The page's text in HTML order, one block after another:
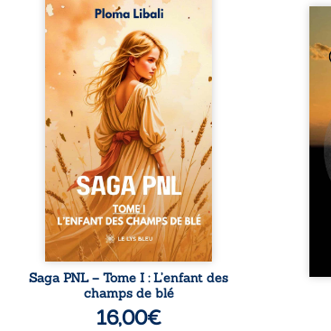
Autrefois, les champs
d’Atlantis vibraient sous le
vent et les enfants couraient
dans les blés. Puis la couronne
plia le genou, livrant son
peuple à l’ombre d’Ivorny. À
Atove, Luwel aurait pu
disparaître dans les ruines de
son destin ; pourtant, sous les
pierres d’un temple oublié, des
rebelles lui tendirent la main.
Parmi eux, Atos, général sans
trône mais habité par ...
Saga PNL – Tome I : L’enfant des
champs de blé
16,00€
les
les